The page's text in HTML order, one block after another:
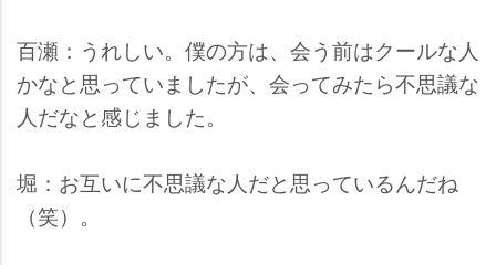
百瀬：うれしい。僕の方は、会う前はクールな人
かなと思っていましたが、会ってみたら不思議な
人だなと感じました。
堀：お互いに不思議な人だと思っているんだね
（笑）。